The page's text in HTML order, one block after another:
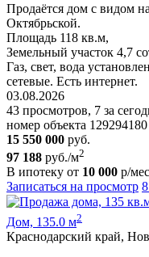
Продаётся дом с видом
Октябрьской.
Площадь 118 кв.м,
Земельный участок 4,7
Газ, свет, вода
сетевые. Есть интернет.
03.08.2026
43 просмотров, 7 за
номер объекта 129294180
15 550 000 руб.
97 188 руб./м2
В ипотеку от 10 000 р/мес
Записаться на просмотр
Дом, 135.0 м2
Краснодарский край,